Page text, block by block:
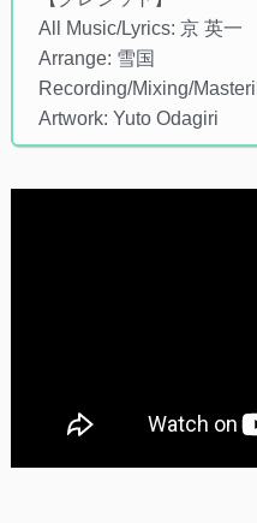
All Music/Lyrics: 京 英一
Arrange: 雪国
Recording/Mixing/
Artwork: Yuto Odagiri